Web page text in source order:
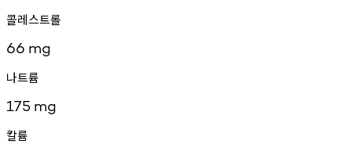
콜레스트롤
66 mg
나트륨
175 mg
칼륨